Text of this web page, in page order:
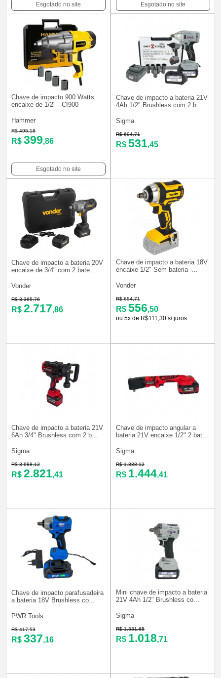
Esgotado no site Esgotado no site
Chave de impacto 900 Watts
encaixe de 1/2" - CI900
Hammer
R$ 495,18
R$ 399,86
Esgotado no site
Chave de impacto a bateria 21V
4Ah 1/2" Brushless com 2 b...
Sigma
R$ 694,71
R$ 531,45
Chave de impacto a bateria 20V
encaixe de 3/4" com 2 bate...
Vonder
R$ 3.365,76
R$ 2.717,86
Chave de impacto a bateria 18V
encaixe 1/2" Sem bateria -...
Vonder
R$ 654,71
R$ 556,50
ou 5x de R$111,30 s/ juros
Chave de impacto a bateria 21V
6Ah 3/4" Brushless com 2 b...
Sigma
R$ 3.688,12
R$ 2.821,41
Chave de impacto angular a
bateria 21V encaixe 1/2" 2 bat...
Sigma
R$ 1.888,12
R$ 1.444,41
Chave de impacto parafusadeira
a bateria 18V Brushless co...
PWR Tools
R$ 417,53
R$ 337,16
Mini chave de impacto a bateria
21V 4Ah 1/2" Brushless co...
Sigma
R$ 1.331,65
R$ 1.018,71